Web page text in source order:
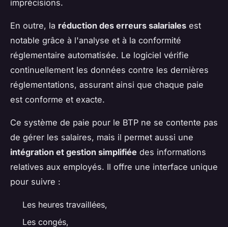
imprécisions.
En outre, la réduction des erreurs salariales est
notable grâce à l'analyse et à la conformité
réglementaire automatisée. Le logiciel vérifie
continuellement les données contre les dernières
réglementations, assurant ainsi que chaque paie
est conforme et exacte.
Ce système de paie pour le BTP ne se contente pas
de gérer les salaires, mais il permet aussi une
intégration et gestion simplifiée des informations
relatives aux employés. Il offre une interface unique
pour suivre :
Les heures travaillées,
Les congés,